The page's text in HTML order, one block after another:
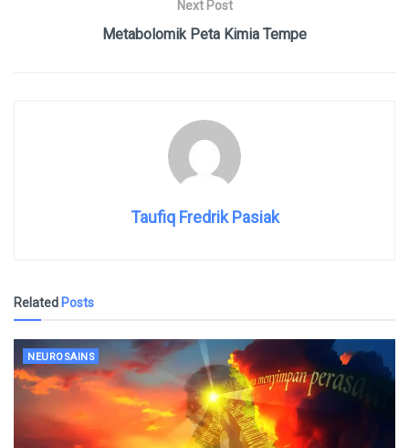
Next Post
Metabolomik Peta Kimia Tempe
Taufiq Fredrik Pasiak
Related Posts
NEUROSAINS